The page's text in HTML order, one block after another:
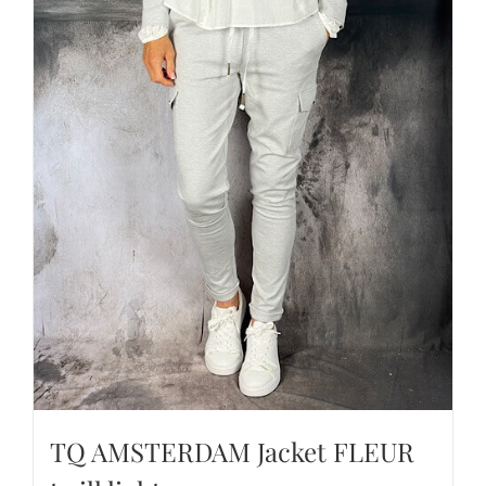
TQ AMSTERDAM Jacket FLEUR